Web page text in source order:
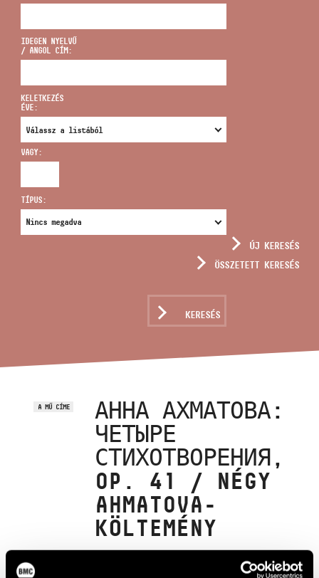
CÍM
infokozpont@bmc.hu
TELEFON
NYITVA TARTÁS
IDEGEN NYELVŰ
/ ANGOL CÍM:
KELETKEZÉS
ÉVE:
VAGY:
TÍPUS:
ÚJ KERESÉS
ÖSSZETETT KERESÉS
KERESÉS
A MŰ CÍME
АННА АХМАТОВА:
ЧЕТЫРЕ
СТИХОТВОРЕНИЯ,
OP. 41 / NÉGY
AHMATOVA-
KÖLTEMÉNY
ZENESZERZŐ